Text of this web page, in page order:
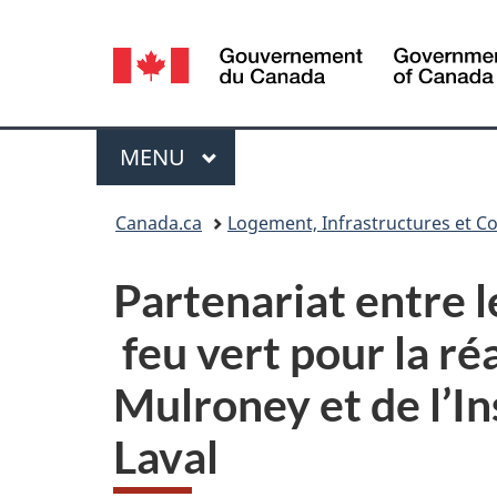
Sélection
de
la
langue
Menu
MENU PRINCIPAL
Canada.ca Logement, Infrastructures et
Partenariat entre
feu vert pour la
Mulroney et de
Laval